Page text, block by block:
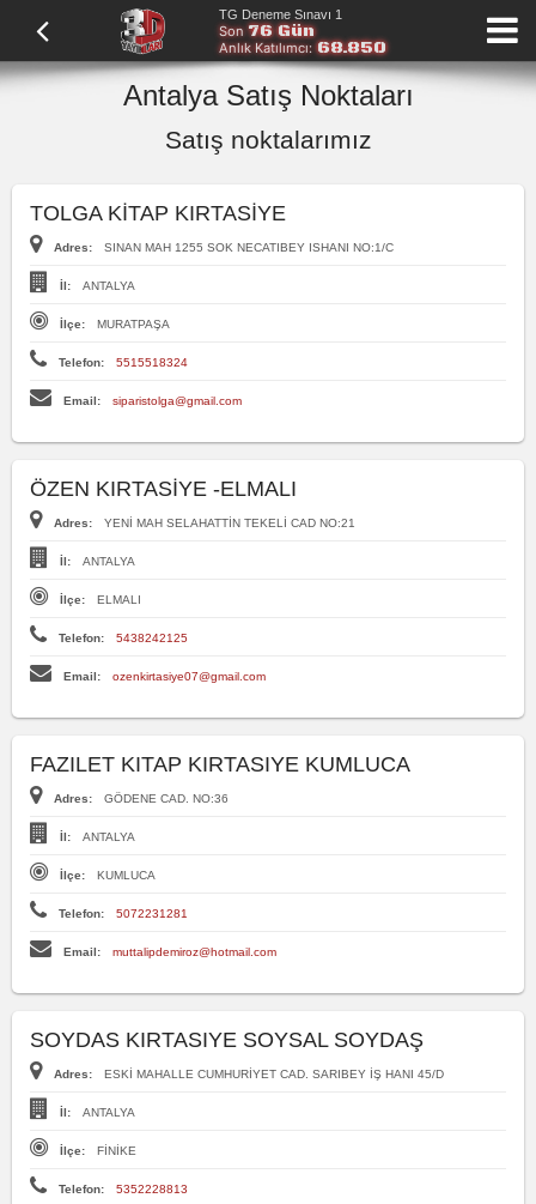
TG Deneme Sınavı 1
Son76 Gün
Anlık Katılımcı:68.850
Antalya Satış Noktaları
Satış noktalarımız
TOLGA KİTAP KIRTASİYE
Adres: SINAN MAH 1255 SOK NECATIBEY ISHANI NO:1/C
İl: ANTALYA
İlçe: MURATPAŞA
Telefon: 5515518324
Email: siparistolga@gmail.com
ÖZEN KIRTASİYE -ELMALI
Adres: YENİ MAH SELAHATTİN TEKELİ CAD NO:21
İl: ANTALYA
İlçe: ELMALI
Telefon: 5438242125
Email: ozenkirtasiye07@gmail.com
FAZILET KITAP KIRTASIYE KUMLUCA
Adres: GÖDENE CAD. NO:36
İl: ANTALYA
İlçe: KUMLUCA
Telefon: 5072231281
Email: muttalipdemiroz@hotmail.com
SOYDAS KIRTASIYE SOYSAL SOYDAŞ
Adres: ESKİ MAHALLE CUMHURİYET CAD. SARIBEY İŞ HANI 45/D
İl: ANTALYA
İlçe: FİNİKE
Telefon: 5352228813